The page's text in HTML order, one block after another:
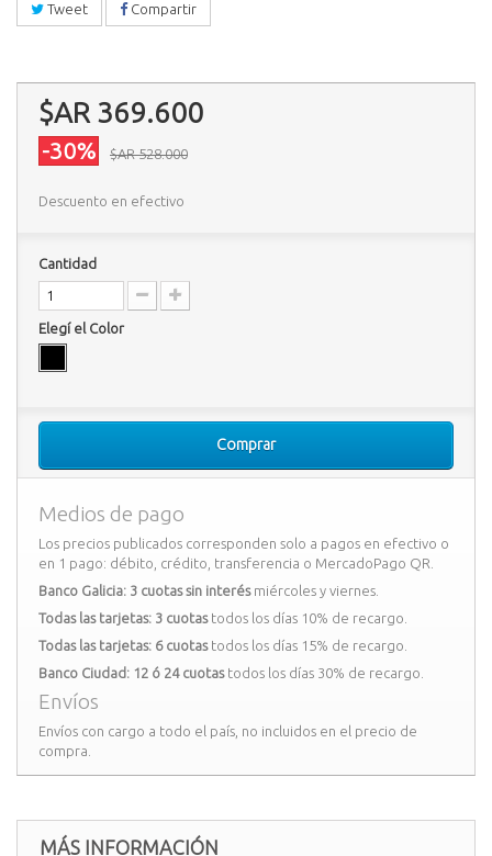
Tweet Compartir
$AR 369.600
-30% $AR 528.000
Descuento en efectivo
Cantidad
Elegí el Color
Comprar
Medios de pago
Los precios publicados corresponden solo a pagos en efectivo o
en 1 pago: débito, crédito, transferencia o MercadoPago QR.
Banco Galicia: 3 cuotas sin interésmiércoles y viernes.
Todas las tarjetas: 3 cuotastodos los días 10% de recargo.
Todas las tarjetas: 6 cuotastodos los días 15% de recargo.
Banco Ciudad: 12 ó 24 cuotastodos los días 30% de recargo.
Envíos
Envíos con cargo a todo el país, no incluidos en el precio de
compra.
MÁS INFORMACIÓN